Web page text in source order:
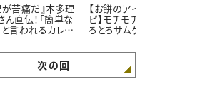
が苦痛だ』本多理
ん直伝！「簡単な
と言われるカレー
【お餅のアイデアレシ
ピ】モチモチおこわやと
ろとろサムゲタンが簡単
さんのお手軽レシピ
次の回